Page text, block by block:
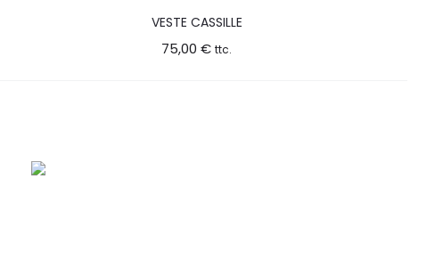
VESTE CASSILLE
75,00€ ttc.